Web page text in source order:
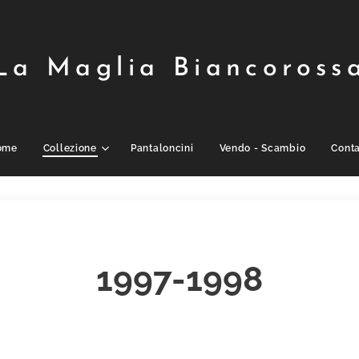
Maglia
Collezione Pantaloncini Vendo - Scambio
1997-1998